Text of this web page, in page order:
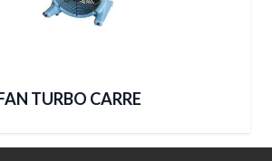
TURBO CARRE